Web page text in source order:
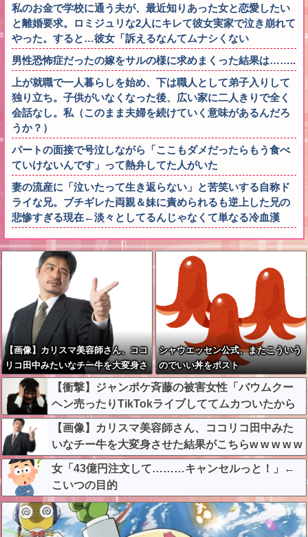
私のお金で学校に通う夫が、最近知りあった女と恋愛したい
と離婚要求。ロミジュリな2人にキレて彼女実家で泣き崩れて
やった。すると…彼女「訴えるなんてムナシくない
男性恐怖症だったの嫁をサルの様に求めまくった結果は……..
上が就職で一人暮らしを始め、下は職人として弟子入りして
独り立ち。子供がいなくなった後、広い家に二人きりで全く
会話なし。私（このまま夫婦を続けていく意味があるんだろ
うか？）
パートの面接で号泣しながら「ここもダメだったらもう食べ
ていけないんです」って熱弁してた人がいた
妻の流産に「泣いたって生き返らない」と苦笑いする自称ド
ライな兄。ブチギレた両親＆妹に責められるも逆上した兄の
悲惨すぎる現在←淡々としてるんじゃなくて単なる冷血漢
【画像】カリスマ美容師さん、ココ
リコ田中みたいなチー牛を大変身さ
せた結果がこちらw w w w w w w
w w w w
シャウエッセン公式、またこういう
のでいい丼をポスト
【衝撃】ジャンポケ斉藤の被害女性「バウムクー
ヘン売ったりTikTokライブしててムカついたから
示談しなかった」←コレってさ…
【画像】カリスマ美容師さん、ココリコ田中みた
いなチー牛を大変身させた結果がこちらw w w w w
w w w w w w
女「43億円注文して………キャンセルっと！」←
こいつの目的